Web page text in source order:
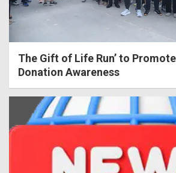
The Gift of Life Run’ to
Donation Awareness